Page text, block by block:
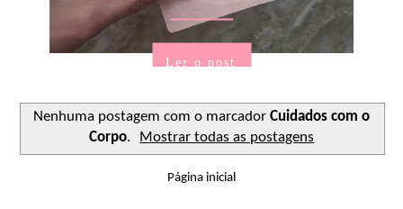
Ler o post
Nenhuma postagem com o marcador Cuidados com o
Corpo. Mostrar todas as postagens
Página inicial